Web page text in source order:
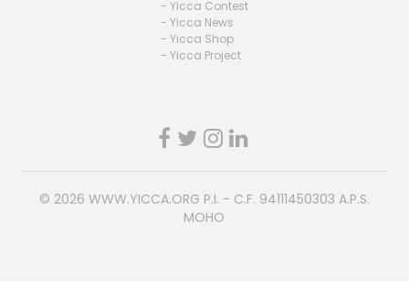
- Yicca Contest
- Yicca News
- Yicca Shop
- Yicca Project
© 2026 WWW.YICCA.ORG P.I. - C.F. 94111450303 A.P.S.
MOHO